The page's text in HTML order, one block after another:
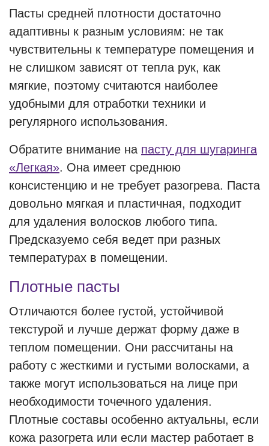
Пасты средней плотности достаточно
адаптивны к разным условиям: не так
чувствительны к температуре помещения и
не слишком зависят от тепла рук, как
мягкие, поэтому считаются наиболее
удобными для отработки техники и
регулярного использования.
Обратите внимание на пасту для шугаринга
«Легкая». Она имеет среднюю
консистенцию и не требует разогрева. Паста
довольно мягкая и пластичная, подходит
для удаления волосков любого типа.
Предсказуемо себя ведет при разных
температурах в помещении.
Плотные пасты
Отличаются более густой, устойчивой
текстурой и лучше держат форму даже в
теплом помещении. Они рассчитаны на
работу с жесткими и густыми волосками, а
также могут использоваться на лице при
необходимости точечного удаления.
Плотные составы особенно актуальны, если
кожа разогрета или если мастер работает в